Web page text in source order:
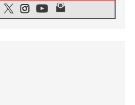
الكنيسة في الأوروغواي: زيارة البابا ستعزز